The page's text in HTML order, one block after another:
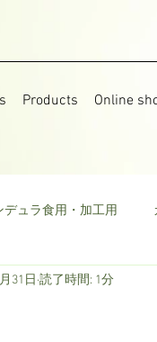
Products Online
デュラ食用・加工用
食用菜の花
31日 読了時間: 1分